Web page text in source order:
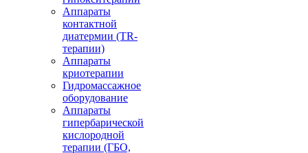
Аппараты
контактной
диатермии (TR-
терапии)
Аппараты
криотерапии
Гидромассажное
оборудование
Аппараты
гипербарической
кислородной
терапии (ГБО,